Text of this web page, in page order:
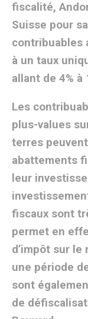
fiscalité,
Suisse pour
contribuables
à un taux
allant de 4% à
Les
plus-values
terres
abattements
leur
fiscaux sont
permet en
d’impôt sur le
une période
sont
de